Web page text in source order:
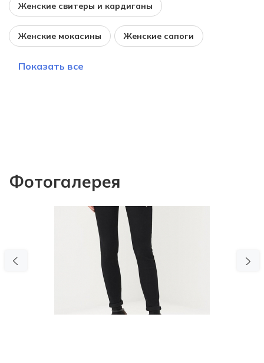
Женские свитеры и кардиганы
Женские мокасины Женские сапоги
Показать все
Фотогалерея